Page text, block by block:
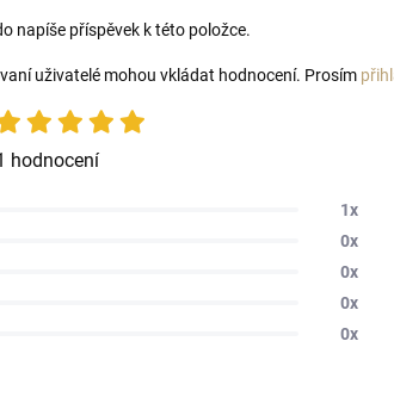
napíše příspěvek k této položce.
uživatelé mohou vkládat hodnocení. Prosím
hodnocení
1x
0x
0x
0x
0x